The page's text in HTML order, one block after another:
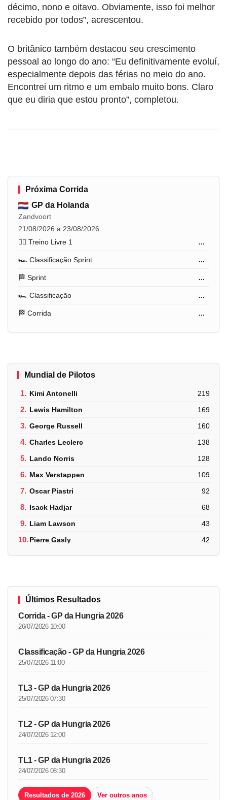
décimo, nono e oitavo. Obviamente, isso foi melhor
recebido por todos”, acrescentou.
O britânico também destacou seu crescimento
pessoal ao longo do ano: “Eu definitivamente evoluí,
especialmente depois das férias no meio do ano.
Encontrei um ritmo e um embalo muito bons. Claro
que eu diria que estou pronto”, completou.
Próxima Corrida
GP da Holanda
Zandvoort
21/08/2026 a 23/08/2026
🏋️‍♂️ Treino Livre 1
...
🏎️ Classificação Sprint ...
🏁 Sprint ...
🏎️ Classificação ...
🏁 Corrida ...
Mundial de Pilotos
1. Kimi Antonelli 219
2. Lewis Hamilton 169
3. George Russell 160
4. Charles Leclerc 138
5. Lando Norris 128
6. Max Verstappen 109
7. Oscar Piastri 92
8. Isack Hadjar 68
9. Liam Lawson 43
10.Pierre Gasly 42
Últimos Resultados
Corrida - GP da Hungria 2026
26/07/2026 10:00
Classificação - GP da Hungria 2026
25/07/2026 11:00
TL3 - GP da Hungria 2026
25/07/2026 07:30
TL2 - GP da Hungria 2026
24/07/2026 12:00
TL1 - GP da Hungria 2026
24/07/2026 08:30
Resultados de 2026 Ver outros anos